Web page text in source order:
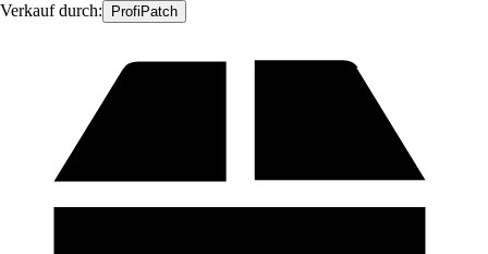
Verkauf durch: ProfiPatch